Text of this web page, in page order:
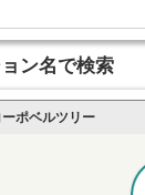
ーポベルツリー